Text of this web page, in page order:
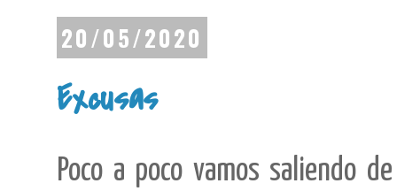
20/05/2020
Excusas
Poco a poco vamos saliendo